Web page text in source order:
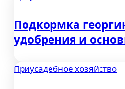
Подкормка
удобрения и
Приусадебное хозяйство